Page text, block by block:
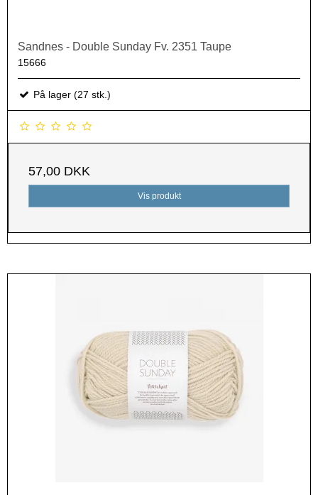
Sandnes - Double Sunday Fv. 2351 Taupe
15666
På lager (27 stk.)
57,00 DKK
Vis produkt